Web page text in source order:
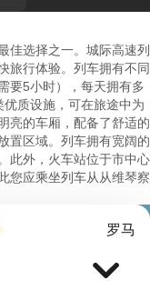
佳选择之一。城际高速列
旅行体验。列车拥有不同
要5小时），每天拥有多
质设施，可在旅途中为
亮的车厢，配备了舒适的
置区域。列车拥有宽阔的
此外，火车站位于市中心
您应乘坐列车从从维琴察
罗马